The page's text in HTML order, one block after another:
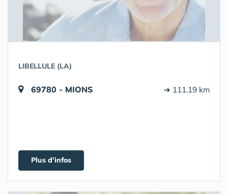
LIBELLULE (LA)
69780 - MIONS ➔ 111.19 km
Plus d'infos